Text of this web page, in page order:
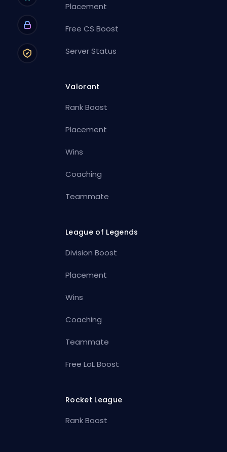
Placement
Free CS Boost
Server Status
Valorant
Rank Boost
Placement
Wins
Coaching
Teammate
League of Legends
Division Boost
Placement
Wins
Coaching
Teammate
Free LoL Boost
Rocket League
Rank Boost